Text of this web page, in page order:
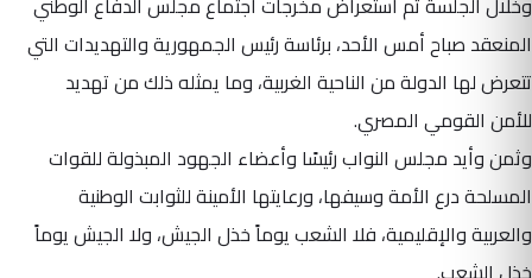
المنعقد صباح أمس الأحد، برئاسة رئيس الجمهورية والتهديدات التي
تتعرض لها الدولة من الناحية الغربية، وما يمثله ذلك من تهديد
للأمن القومي المصري.
وثمن وأيد مجلس النواب رئيسًا وأعضاء الجهود المبذولة للقوات
المسلحة درع الأمة وسيفها، ورعايتها الأمينة للثوابت الوطنية
والعربية والإقليمية، فلا الشعب يوماً خذل الجيش، ولا الجيش يوماً